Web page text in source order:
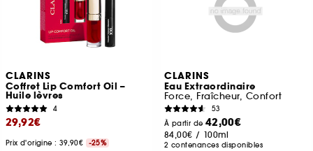
CLARINS
Coffret Lip Comfort Oil –
Huile lèvres
4
29,92€
Prix d'origine : 39,90€ -25%
CLARINS
Eau Extraordinaire
Force, Fraîcheur, Confort
53
À partir de 42,00€
84,00€ / 100ml
2 contenances disponibles